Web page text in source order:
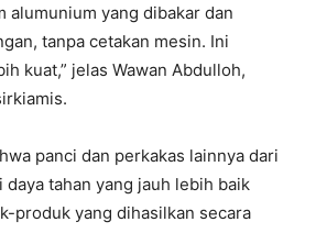
alumunium yang dibakar dan
tanpa cetakan mesin. Ini
kuat,” jelas Wawan Abdulloh,
panci dan perkakas lainnya dari
tahan yang jauh lebih baik
produk yang dihasilkan secara